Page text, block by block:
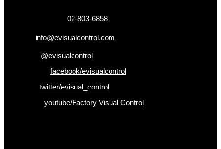
02-803-6858
info@evisualcontrol.com
@evisualcontrol
facebook/evisualcontrol
twitter/evisual_control
youtube/Factory Visual Control